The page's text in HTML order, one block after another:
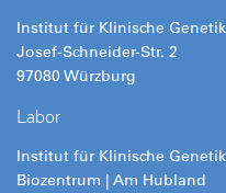
Institut für Klinische
Josef-Schneider-Str. 2
97080 Würzburg
Labor
Institut für Klinische
Biozentrum | Am Hubland